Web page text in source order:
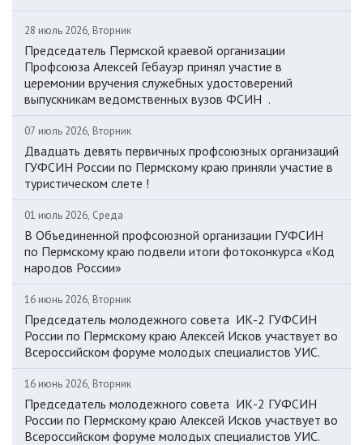
28 июль 2026, Вторник
Председатель Пермской краевой организации
Профсоюза Алексей Гебауэр принял участие в
церемонии вручения служебных удостоверений
выпускникам ведомственных вузов ФСИН .
07 июль 2026, Вторник
Двадцать девять первичных профсоюзных организаций
ГУФСИН России по Пермскому краю приняли участие в
туристическом слете !
01 июль 2026, Среда
В Объединенной профсоюзной организации ГУФСИН
по Пермскому краю подвели итоги фотоконкурса «Код
народов России»
16 июнь 2026, Вторник
Председатель молодежного совета ИК-2 ГУФСИН
России по Пермскому краю Алексей Исков участвует во
Всероссийском форуме молодых специалистов УИС.
16 июнь 2026, Вторник
Председатель молодежного совета ИК-2 ГУФСИН
России по Пермскому краю Алексей Исков участвует во
Всероссийском форуме молодых специалистов УИС.